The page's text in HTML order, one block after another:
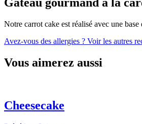
Gâteau gourmand à la
Notre carrot cake est réalisé avec une
Avez-vous des allergies ? Voir les autres
Vous aimerez aussi
Cheesecake